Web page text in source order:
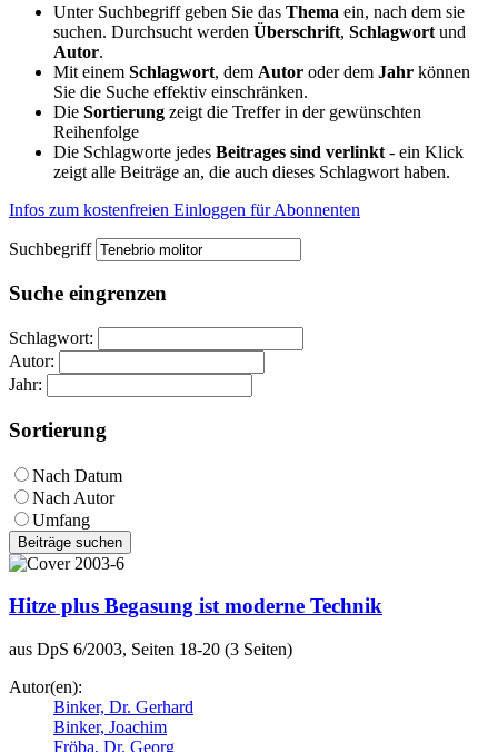
Unter Suchbegriff geben Sie das Thema ein, nach dem sie
suchen. Durchsucht werden Überschrift, Schlagwort und
Autor.
Mit einem Schlagwort, dem Autor oder dem Jahr können
Sie die Suche effektiv einschränken.
Die Sortierung zeigt die Treffer in der gewünschten
Reihenfolge
Die Schlagworte jedes Beitrages sind verlinkt - ein Klick
zeigt alle Beiträge an, die auch dieses Schlagwort haben.
Infos zum kostenfreien Einloggen für Abonnenten
Suchbegriff
Suche eingrenzen
Schlagwort:
Autor:
Jahr:
Sortierung
Nach Datum
Nach Autor
Umfang
Beiträge suchen
Hitze plus Begasung ist moderne Technik
aus DpS 6/2003, Seiten 18-20 (3 Seiten)
Autor(en):
Binker, Dr. Gerhard
Binker, Joachim
Fröba, Dr. Georg